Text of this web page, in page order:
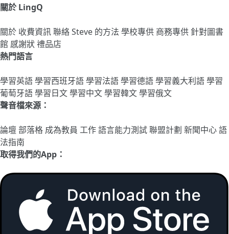
關於 LingQ
關於 收費資訊聯絡Steve 的方法 學校專供 商務專供 針對圖書
館 感謝狀禮品店
熱門語言
學習英語學習西班牙語學習法語學習德語學習義大利語學習
葡萄牙語學習日文學習中文學習韓文學習俄文
聲音檔來源：
論壇部落格 成為教員 工作語言能力測試聯盟計劃 新聞中心語
法指南
取得我們的App：